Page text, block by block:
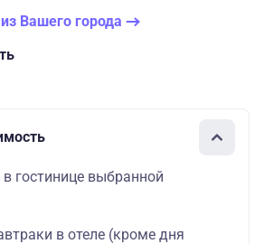
Вашего города
гостинице выбранной
в отеле (кроме дня